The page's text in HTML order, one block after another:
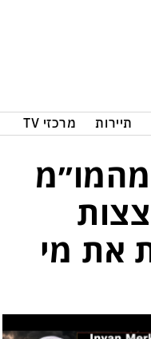
תיירות מרכזי TV
את מי